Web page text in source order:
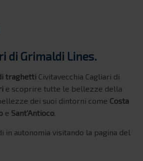
di Grimaldi Lines.
traghetti Civitavecchia Cagliari di
e scoprire tutte le bellezze della
dei suoi dintorni come Costa
e Sant'Antioco.
in autonomia visitando la pagina del